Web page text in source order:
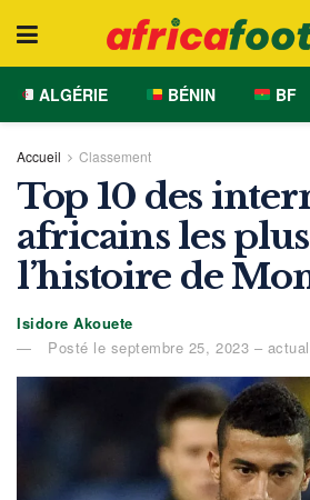
ALGÉRIE BÉNIN BF
Accueil Classement
Top 10 des
africains les
l’histoire de
Isidore Akouete
Posté le septembre 25, 2023 –